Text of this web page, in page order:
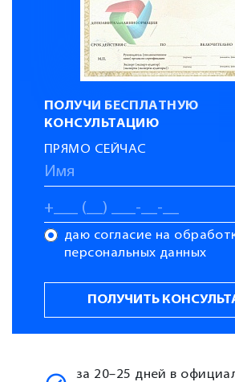
ПОЛУЧИ БЕСПЛАТНУЮ
КОНСУЛЬТАЦИЮ
ПРЯМО СЕЙЧАС
даю согласие на
персональных данных
за 20–25 дней в